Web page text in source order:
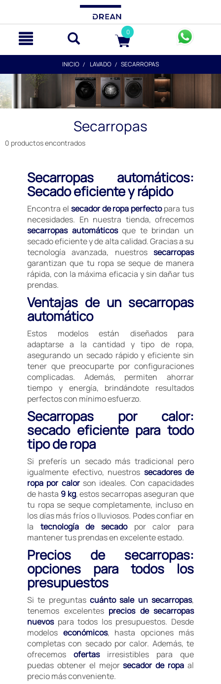
0
INICIO LAVADO SECARROPAS
Secarropas
0 productos encontrados
Secarropas automáticos:
Secado eficiente y rápido
Encontra el secador de ropa perfectopara tus
necesidades. En nuestra tienda, ofrecemos
secarropas automáticosque te brindan un
secado eficiente y de alta calidad. Gracias a su
tecnología avanzada, nuestros secarropas
garantizan que tu ropa se seque de manera
rápida, con la máxima eficacia y sin dañar tus
prendas.
Ventajas de un secarropas
automático
Estos modelos están diseñados para
adaptarse a la cantidad y tipo de ropa,
asegurando un secado rápido y eficiente sin
tener que preocuparte por configuraciones
complicadas. Además, permiten ahorrar
tiempo y energía, brindándote resultados
perfectos con mínimo esfuerzo.
Secarropas por calor:
secado eficiente para todo
tipo de ropa
Si preferís un secado más tradicional pero
igualmente efectivo, nuestros secadores de
ropa por calorson ideales. Con capacidades
de hasta 9 kg, estos secarropas aseguran que
tu ropa se seque completamente, incluso en
los días más fríos o lluviosos. Podes confiar en
la tecnología de secadopor calor para
mantener tus prendas en excelente estado.
Precios de secarropas:
opciones para todos los
presupuestos
Si te preguntas cuánto sale un secarropas,
tenemos excelentes precios de secarropas
nuevospara todos los presupuestos. Desde
modelos económicos, hasta opciones más
completas con secado por calor. Además, te
ofrecemos ofertasirresistibles para que
puedas obtener el mejorsecador de ropaal
precio más conveniente.